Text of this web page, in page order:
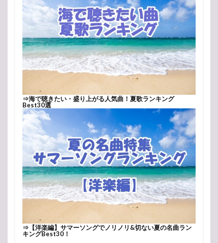
⇒海で聴きたい・盛り上がる人気曲！夏歌ランキング
Best30選
⇒ 【洋楽編】サマーソングでノリノリ&切ない夏の名曲ラン
キングBest30！